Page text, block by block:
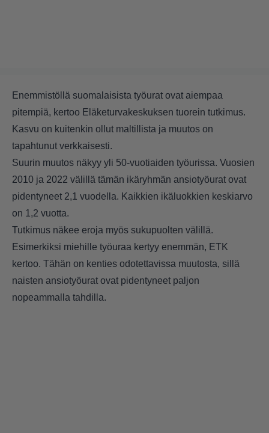
Enemmistöllä suomalaisista työurat ovat aiempaa
pitempiä, kertoo Eläketurvakeskuksen tuorein tutkimus.
Kasvu on kuitenkin ollut maltillista ja muutos on
tapahtunut verkkaisesti.
Suurin muutos näkyy yli 50-vuotiaiden työurissa. Vuosien
2010 ja 2022 välillä tämän ikäryhmän ansiotyöurat ovat
pidentyneet 2,1 vuodella. Kaikkien ikäluokkien keskiarvo
on 1,2 vuotta.
Tutkimus näkee eroja myös sukupuolten välillä.
Esimerkiksi miehille työuraa kertyy enemmän, ETK
kertoo. Tähän on kenties odotettavissa muutosta, sillä
naisten ansiotyöurat ovat pidentyneet paljon
nopeammalla tahdilla.